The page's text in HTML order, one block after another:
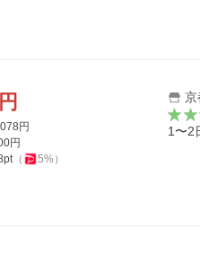
円
円
円
pt（ 5%）
京
1〜2